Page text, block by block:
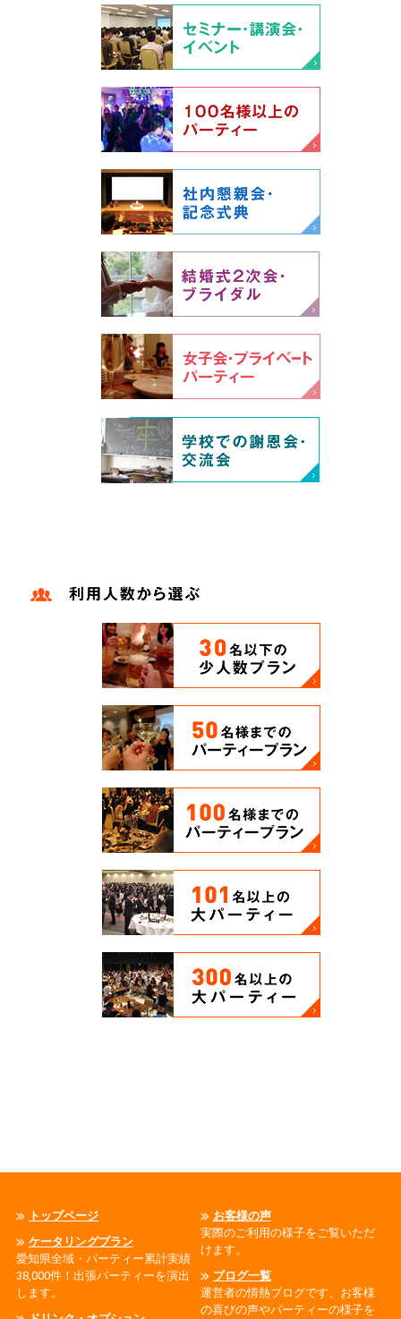
トップページ
ケータリングプラン
愛知県全域・パーティー累計実績
38,000件！出張パーティーを演出
します。
お客様の声
実際のご利用の様子をご覧いただ
けます。
ブログ一覧
運営者の情熱ブログです、お客様
の喜びの声やパーティーの様子を